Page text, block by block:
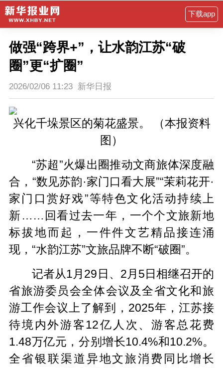
下载app
做强“跨界+”，让水韵江苏“破
圈”更“扩圈”
2026/02/06 11:23 新华日报
兴化千垛景区的菊花盛景。 （本报资料
图）
“苏超”火爆出圈推动文商旅体深度融
合，“数见苏韵·家门口看大展”“茉莉花开·
家门口赏好戏”等特色文化活动持续上
新……回看过去一年，一个个文旅新地
标拔地而起，一件件文艺精品接连涌
现，“水韵江苏”文旅品牌不断“破圈”。
记者从1月29日、2月5日相继召开的
省旅游委员会全体会议及全省文化和旅
游工作会议上了解到，2025年，江苏接
待境内外游客12亿人次、游客总花费
1.48万亿元，分别增长10.4%和10.2%。
全省银联渠道异地文旅消费同比增长